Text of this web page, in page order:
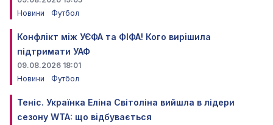
Новини
Футбол
Конфлікт між УЄФА та ФІФА! Кого вирішила
підтримати УАФ
09.08.2026 18:01
Новини
Футбол
Теніс. Українка Еліна Світоліна вийшла в лідери
сезону WTA: що відбувається